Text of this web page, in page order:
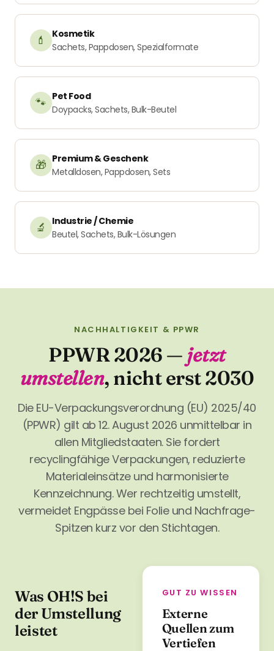
💄
Kosmetik
Sachets, Pappdosen, Spezialformate
🐾 Pet Food
Doypacks, Sachets, Bulk-Beutel
🎁 Premium & Geschenk
Metalldosen, Pappdosen, Sets
🔬
Industrie / Chemie
Beutel, Sachets, Bulk-Lösungen
NACHHALTIGKEIT & PPWR
PPWR 2026 — jetzt
umstellen, nicht erst 2030
Die EU-Verpackungsverordnung (EU) 2025/40
(PPWR) gilt ab 12. August 2026 unmittelbar in
allen Mitgliedstaaten. Sie fordert
recyclingfähige Verpackungen, reduzierte
Materialeinsätze und harmonisierte
Kennzeichnung. Wer rechtzeitig umstellt,
vermeidet Engpässe bei Folie und Nachfrage-
Spitzen kurz vor den Stichtagen.
Was OH!S bei
der Umstellung
leistet
GUT ZU WISSEN
Externe
Quellen zum
Vertiefen